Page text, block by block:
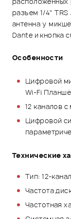
разъем 1/4"
антенна у
Dante и кнопка
Особенности
Цифровой
Wi-Fi
12 каналов
Цифровой
Технические
Тип: 12-
Частота
Частотная